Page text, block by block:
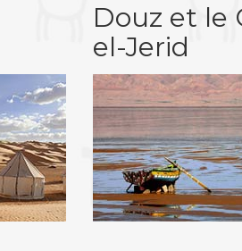
Douz et le
el-Jerid